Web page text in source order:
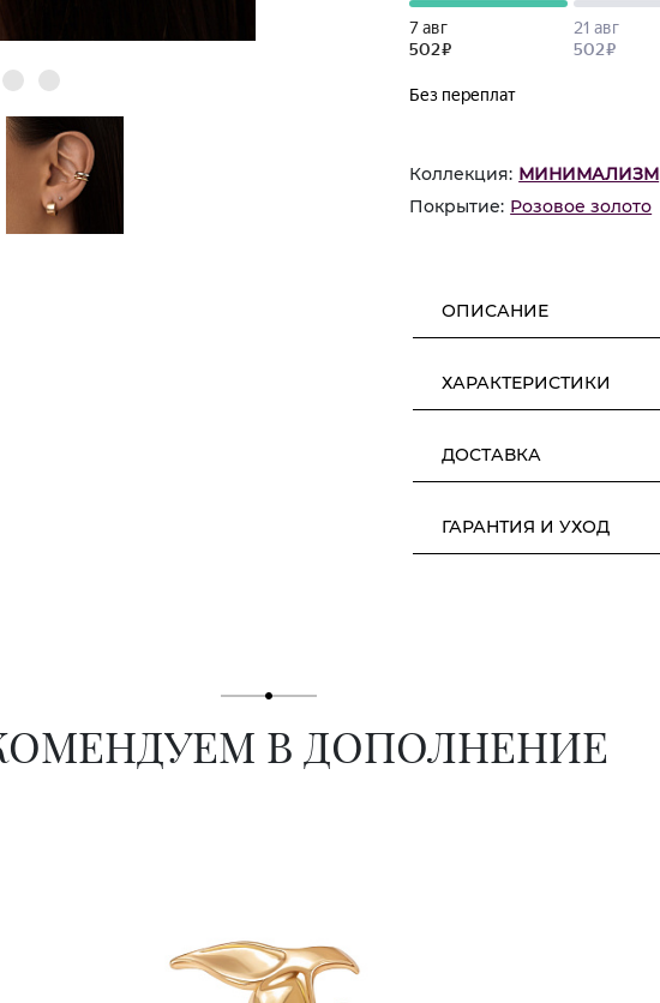
Коллекция: МИНИМАЛИЗМ
Покрытие: Розовое золото
ОПИСАНИЕ
ХАРАКТЕРИСТИКИ
ДОСТАВКА
ГАРАНТИЯ И УХОД
В ДОПОЛНЕНИЕ